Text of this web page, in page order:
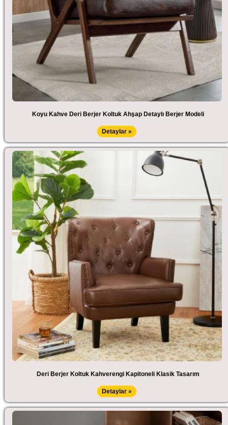
Koyu Kahve Deri Berjer Koltuk Ahşap Detaylı Berjer Modeli
Detaylar »
Deri Berjer Koltuk Kahverengi Kapitoneli Klasik Tasarım
Detaylar »